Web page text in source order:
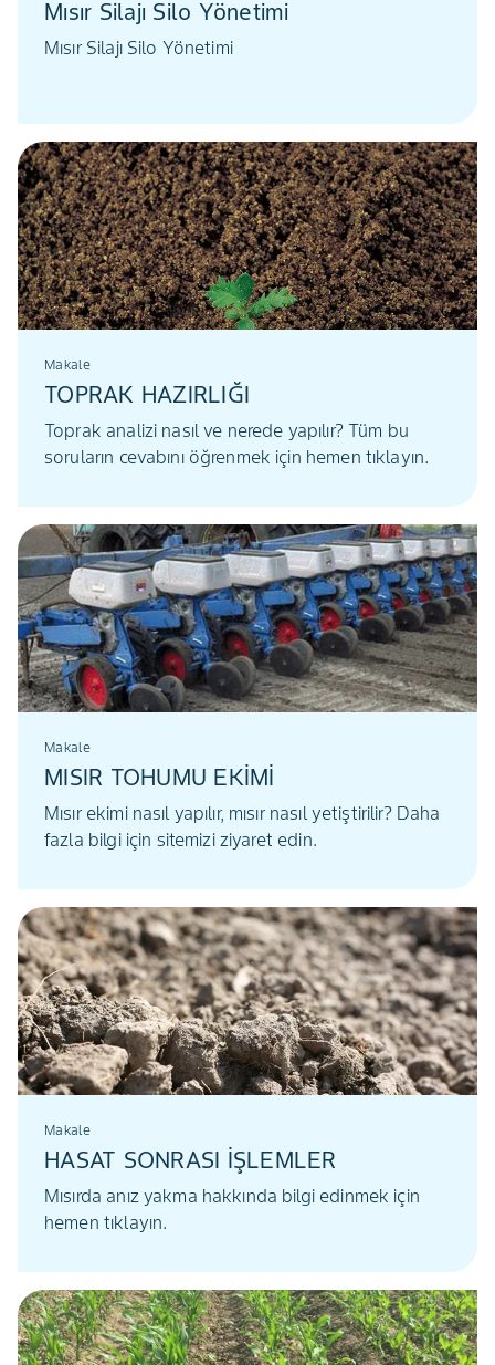
Mısır Silajı Silo Yönetimi
Mısır Silajı Silo Yönetimi
Makale
TOPRAK HAZIRLIĞI
Toprak analizi nasıl ve nerede yapılır? Tüm bu
soruların cevabını öğrenmek için hemen tıklayın.
Makale
MISIR TOHUMU EKİMİ
Mısır ekimi nasıl yapılır, mısır nasıl yetiştirilir? Daha
fazla bilgi için sitemizi ziyaret edin.
Makale
HASAT SONRASI İŞLEMLER
Mısırda anız yakma hakkında bilgi edinmek için
hemen tıklayın.